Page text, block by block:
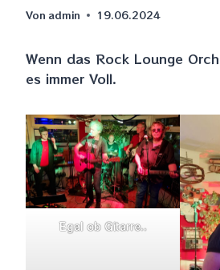
Von admin 19.06.2024
Wenn das Rock Lounge
es immer Voll.
Egal ob Gitarre..